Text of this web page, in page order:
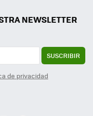
NEWSLETTER
SUSCRIBIR
de privacidad